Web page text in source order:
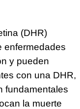
(DHR)
enfermedades
y pueden
con una DHR,
fundamentales
la muerte